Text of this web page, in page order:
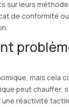
sur leurs
de conformité
mais cela
peut chauffer,
une réactivité